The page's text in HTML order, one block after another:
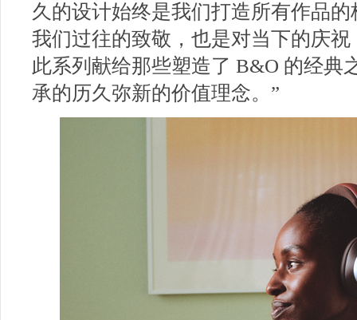
久的设计始终是我们打造所有作品
我们过往的致敬，也是对当下的庆
此系列献给那些塑造了 B&O 的经典
承的历久弥新的价值理念。”